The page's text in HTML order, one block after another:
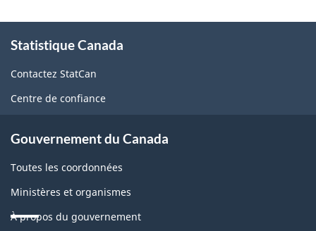
propos
de
ce
Statistique Canada
Contactez StatCan
Centre de confiance
Gouvernement du Canada
Toutes les coordonnées
Ministères et organismes
À propos du gouvernement